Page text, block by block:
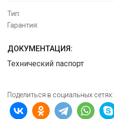
Тип:
Гарантия:
ДОКУМЕНТАЦИЯ:
Технический паспорт
Поделиться в социальных сетях: